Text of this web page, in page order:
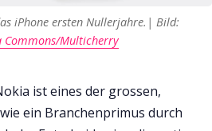
iPhone ersten Nullerjahre.| Bild:
Commons/Multicherry
ist eines der grossen,
ein Branchenprimus durch